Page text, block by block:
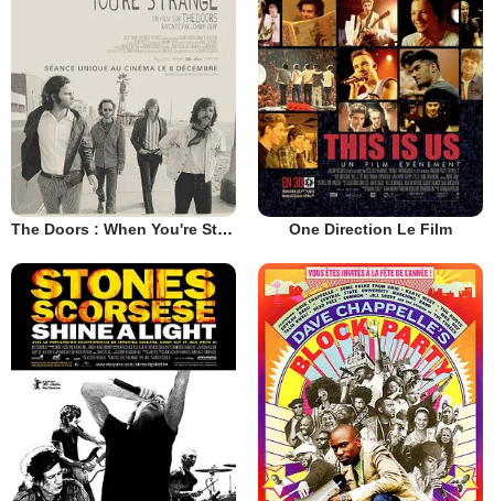
The Doors : When You're Strange One Direction Le Film